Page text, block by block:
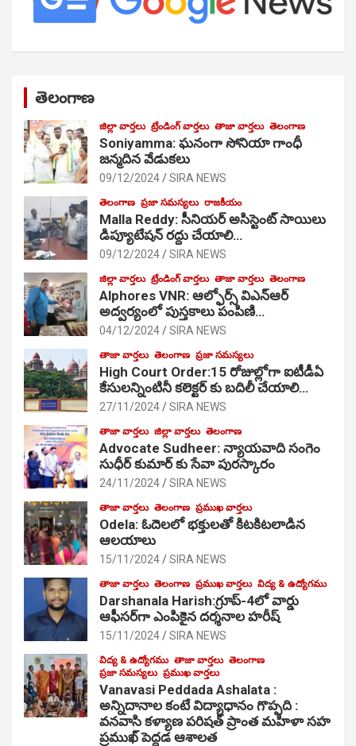
తెలంగాణ
జిల్లా వార్తలు ట్రేండింగ్ వార్తలు తాజా వార్తలు తెలంగాణ
Soniyamma: ఘ‌నంగా సోనియా గాంధీ
జ‌న్మ‌దిన వేడుక‌లు
09/12/2024 SIRA NEWS
తెలంగాణ ప్రజా సమస్యలు రాజకీయం
Malla Reddy: సీనియర్ అసిస్టెంట్ సాయిలు
డిప్యూటేషన్ రద్దు చేయాలి…
09/12/2024 SIRA NEWS
జిల్లా వార్తలు ట్రేండింగ్ వార్తలు తాజా వార్తలు తెలంగాణ
Alphores VNR: ఆల్ఫోర్స్ విఎన్ఆర్
అద్వర్యంలో పుస్తకాలు పంపిణి…
04/12/2024 SIRA NEWS
తాజా వార్తలు తెలంగాణ ప్రజా సమస్యలు
High Court Order:15 రోజుల్లోగా ఐటీడీఏ
కేసులన్నింటినీ కలెక్టర్ కు బదిలీ చేయాలి…
27/11/2024 SIRA NEWS
తాజా వార్తలు జిల్లా వార్తలు తెలంగాణ
Advocate Sudheer: న్యాయవాది సంగెం
సుధీర్ కుమార్ కు సేవా పురస్కారం
24/11/2024 SIRA NEWS
తాజా వార్తలు తెలంగాణ ప్రముఖ వార్తలు
Odela: ఓదెల‌లో భక్తులతో కిటకిటలాడిన
ఆల‌యాలు
15/11/2024 SIRA NEWS
తాజా వార్తలు తెలంగాణ ప్రముఖ వార్తలు విద్య & ఉద్యోగము
Darshanala Harish:గ్రూప్-4లో వార్డు
ఆఫీసర్‌గా ఎంపికైన దర్శనాల హరీష్
15/11/2024 SIRA NEWS
విద్య & ఉద్యోగము తాజా వార్తలు తెలంగాణ
ప్రజా సమస్యలు ప్రముఖ వార్తలు
Vanavasi Peddada Ashalata :
అన్నిదానాల కంటే విద్యాధానం గొప్పది :
వనవాసి కళ్యాణ పరిషత్ ప్రాంత మహిళా సహ
ప్రముఖ్ పెద్దడ ఆశాలత